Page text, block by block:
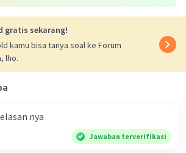
suatu kejadian dari fenomena
·0.0(0) Balas
gratis sekarang!
kamu bisa tanya soal ke Forum
lho.
nya
Jawaban terverifikasi